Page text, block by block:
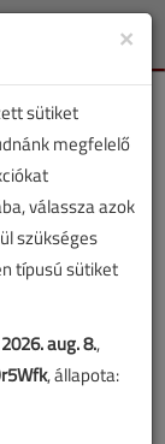
Toggle
| 1221 |
×
sütiket
megfelelő
válassza azok
szükséges
típusú sütiket
2026. aug. 8.,
, állapota: